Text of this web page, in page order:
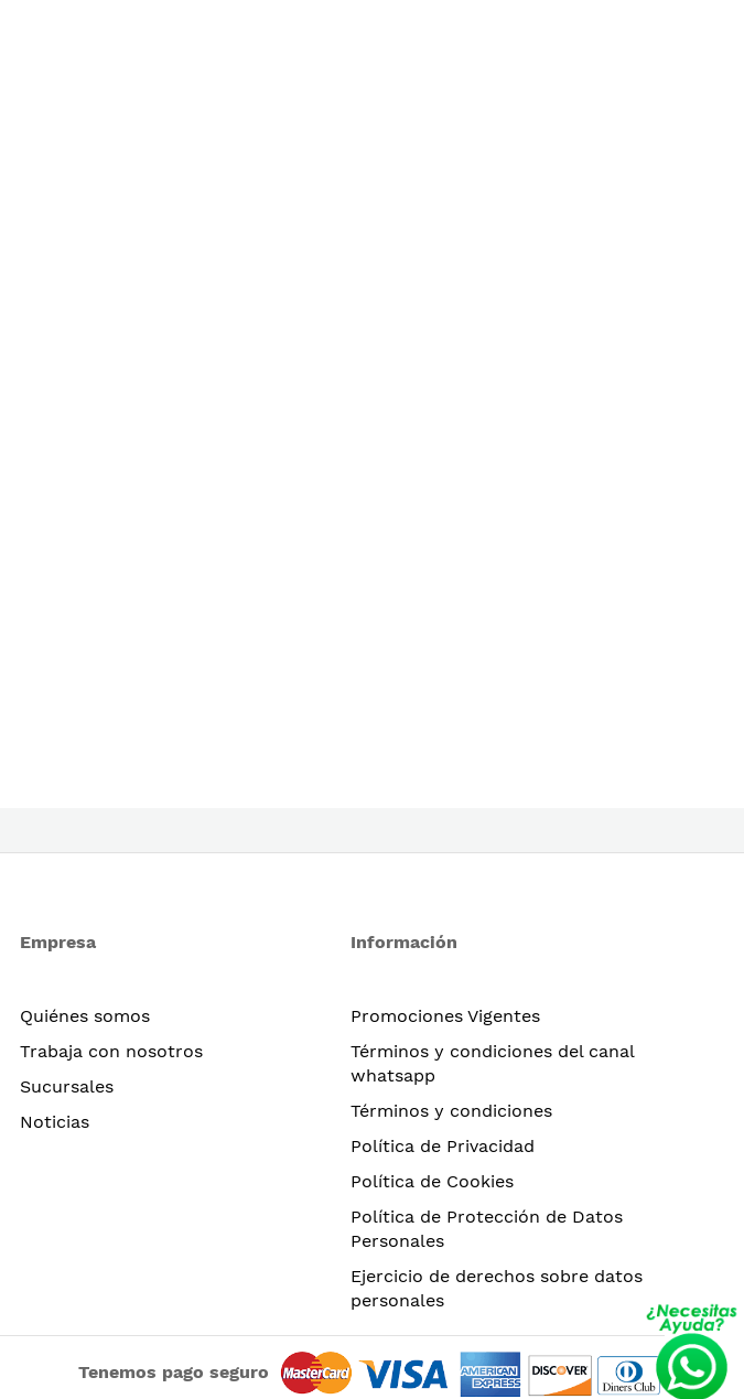
Empresa
Quiénes somos
Trabaja con nosotros
Sucursales
Noticias
Información
Promociones Vigentes
Términos y condiciones del canal
whatsapp
Términos y condiciones
Política de Privacidad
Política de Cookies
Política de Protección de Datos
Personales
Ejercicio de derechos sobre datos
personales
Tenemos pago seguro